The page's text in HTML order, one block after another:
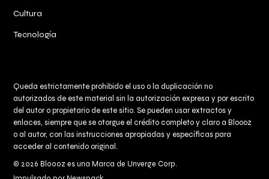
Cultura
Tecnología
Queda estrictamente prohibido el uso o la duplicación no
autorizados de este material sin la autorización expresa y por escrito
del autor o propietario de este sitio. Se pueden usar extractos y
enlaces, siempre que se otorgue el crédito completo y claro aBloooz
o al autor, con las instrucciones apropiadas y específicas para
acceder al contenido original.
© 2026 Bloooz es una Marca de Unverge Corp.